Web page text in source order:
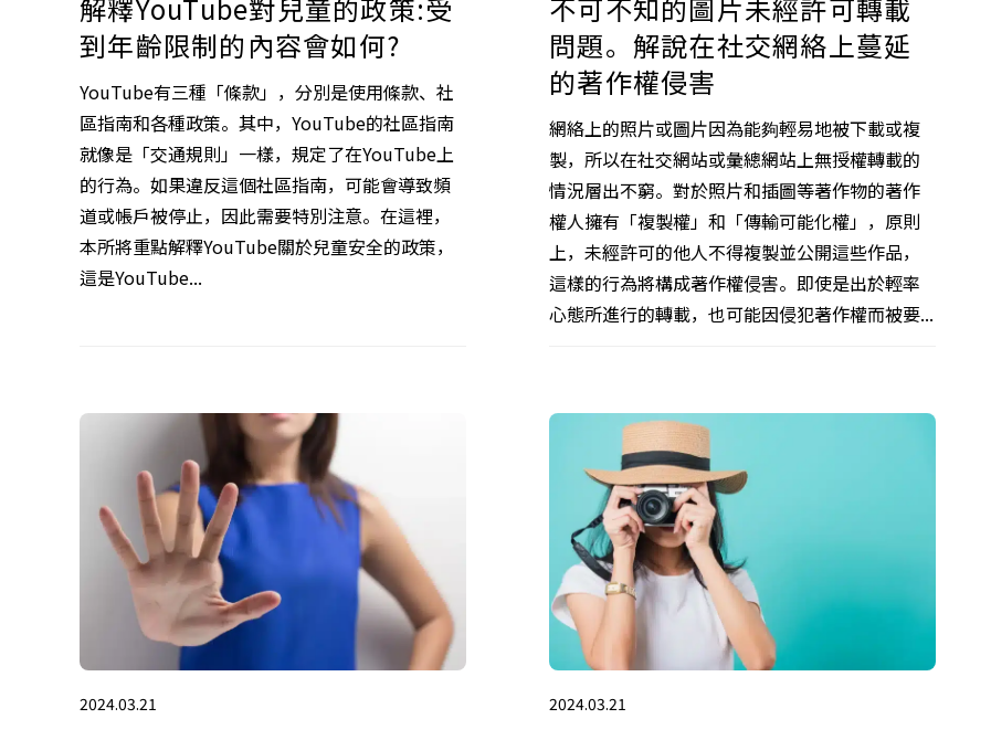
解釋YouTube對兒童的政策:受
到年齡限制的內容會如何?
YouTube有三種「條款」，分別是使用條款、社
區指南和各種政策。其中，YouTube的社區指南
就像是「交通規則」一樣，規定了在YouTube上
的行為。如果違反這個社區指南，可能會導致頻
道或帳戶被停止，因此需要特別注意。在這裡，
本所將重點解釋YouTube關於兒童安全的政策，
這是YouTube...
不可不知的圖片未經許可轉載
問題。解說在社交網絡上蔓延
的著作權侵害
網絡上的照片或圖片因為能夠輕易地被下載或複
製，所以在社交網站或彙總網站上無授權轉載的
情況層出不窮。對於照片和插圖等著作物的著作
權人擁有「複製權」和「傳輸可能化權」，原則
上，未經許可的他人不得複製並公開這些作品，
這樣的行為將構成著作權侵害。即使是出於輕率
心態所進行的轉載，也可能因侵犯著作權而被要...
2024.03.21 2024.03.21